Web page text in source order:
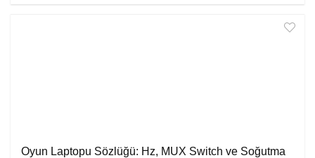
Oyun Laptopu Sözlüğü: Hz, MUX Switch ve Soğutma